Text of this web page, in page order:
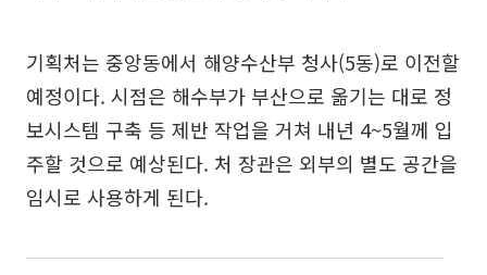
기획처는 중앙동에서 해양수산부 청사(5동)로 이전할
예정이다. 시점은 해수부가 부산으로 옮기는 대로 정
보시스템 구축 등 제반 작업을 거쳐 내년 4~5월께 입
주할 것으로 예상된다. 처 장관은 외부의 별도 공간을
임시로 사용하게 된다.